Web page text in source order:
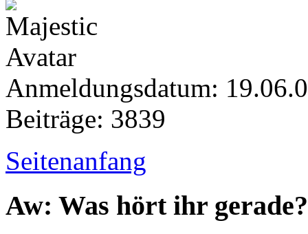
Anmeldungsdatum:
Beiträge: 3839
Seitenanfang
Aw: Was hört ihr gerade?